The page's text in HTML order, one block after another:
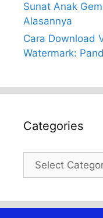
Sunat Anak
Alasannya
Cara Download
Watermark:
Categories
Categories